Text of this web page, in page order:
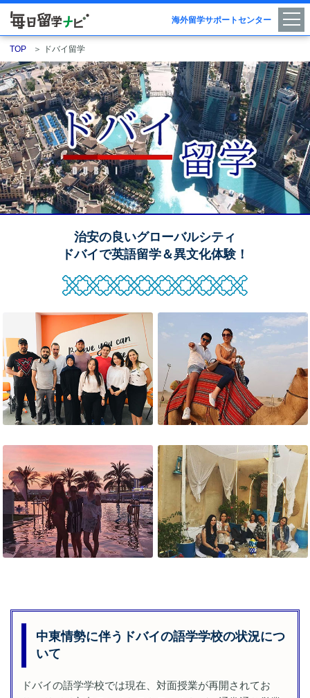
海外留学サポートセンター
TOP ＞ ドバイ留学
治安の良いグローバルシティ
ドバイで英語留学＆異文化体験！
中東情勢に伴うドバイの語学学校の状況につ
いて
ドバイの語学学校では現在、対面授業が再開されてお